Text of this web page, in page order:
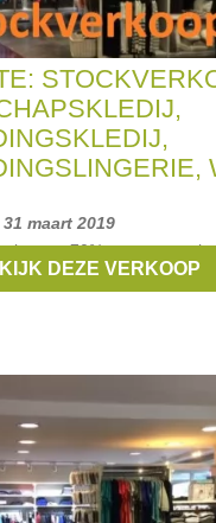
maart 2019
tot -70%.:
woody
DEZE VERKOOP